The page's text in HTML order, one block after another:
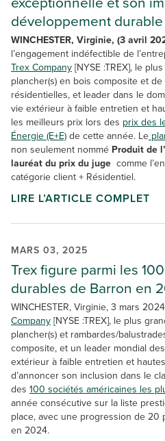
développement durable
WINCHESTER, Virginie, (3 avril
l’engagement indéfectible de
Trex Company[NYSE :TREX], le
plancher(s) en bois composite et
résidentielles, et leader dans le
vie extérieur à faible entretien et
les meilleurs prix lors des prix des
Énergie (E+E)de cette année. Le
non seulement nommé Produit de
lauréat du prix du juge comme
catégorie client + Résidentiel.
LIRE L’ARTICLE COMPLET
MARS 03, 2025
Trex figure parmi les
durables de Barron en
WINCHESTER, Virginie, 3 mars
Company[NYSE :TREX], le plus
plancher(s) et rambardes/
composite, et un leader mondial
extérieur à faible entretien et
d’annoncer son inclusion dans le
des 100 sociétés américaines les
année consécutive sur la liste
place, avec une progression de 20
en 2024.